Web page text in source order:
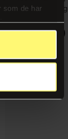
som de har
livslängden på
Kom igång